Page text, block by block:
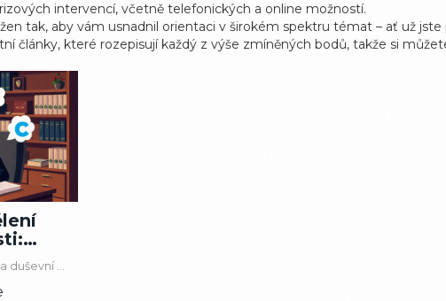
intervencí, včetně telefonických a online možností.
tak, aby vám usnadnil orientaci v širokém spektru témat – ať už
články, které rozepisují každý z výše zmíněných bodů, takže si
zdraví